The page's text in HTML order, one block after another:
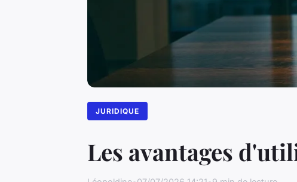
JURIDIQUE
Les avantages